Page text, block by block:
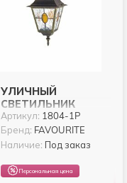
УЛИЧНЫЙ
СВЕТИЛЬНИК
FAVOURITE ZAGREB
1804-1P
Артикул: 1804-1P
Бренд: FAVOURITE
Наличие: Под заказ
Персональная цена